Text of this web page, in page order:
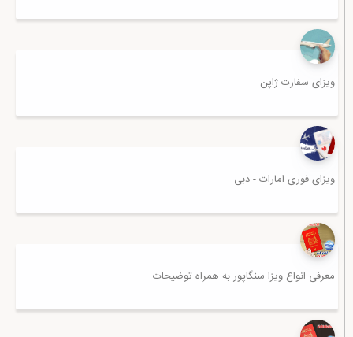
ویزای سفارت ژاپن
ویزای فوری امارات - دبی
معرفی انواع ویزا سنگاپور به همراه توضیحات